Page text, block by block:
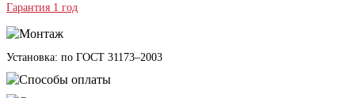
Гарантия 1 год
Установка: по ГОСТ 31173–2003